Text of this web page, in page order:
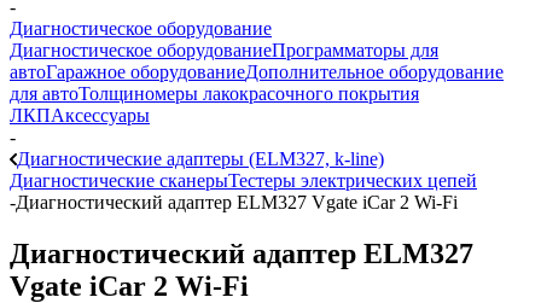
-
Диагностическое оборудование
Диагностическое оборудованиеПрограмматоры для
автоГаражное оборудованиеДополнительное оборудование
для автоТолщиномеры лакокрасочного покрытия
ЛКПАксессуары
-
Диагностические адаптеры (ELM327, k-line)
Диагностические сканерыТестеры электрических цепей
-Диагностический адаптер ELM327 Vgate iCar 2 Wi-Fi
Диагностический адаптер ELM327
Vgate iCar 2 Wi-Fi